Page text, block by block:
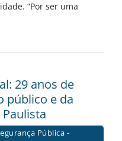
“Por ser uma
29 anos de
público e da
Pública -